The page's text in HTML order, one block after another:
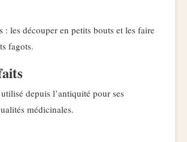
: les découper en petits bouts et les faire
fagots.
depuis l’antiquité pour ses
médicinales.